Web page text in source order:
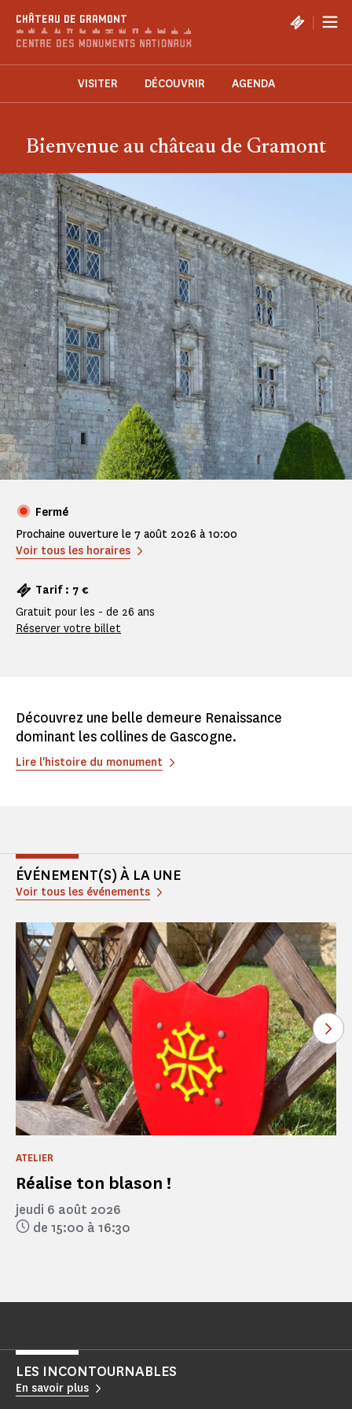
CHÂTEAU DE GRAMONT |
VISITER DÉCOUVRIR AGENDA
Bienvenue au château de Gramont
Fermé
Prochaine ouverture le 7 août 2026 à 10:00
Voir tous les horaires
Tarif : 7 €
Gratuit pour les - de 26 ans
Réserver votre billet
Découvrez une belle demeure Renaissance
dominant les collines de Gascogne.
Lire l'histoire du monument
ÉVÉNEMENT(S) À LA UNE
Voir tous les événements
Réalise ton blason !
ATELIER
jeudi 6 août 2026
de 15:00 à 16:30
LES INCONTOURNABLES
En savoir plus